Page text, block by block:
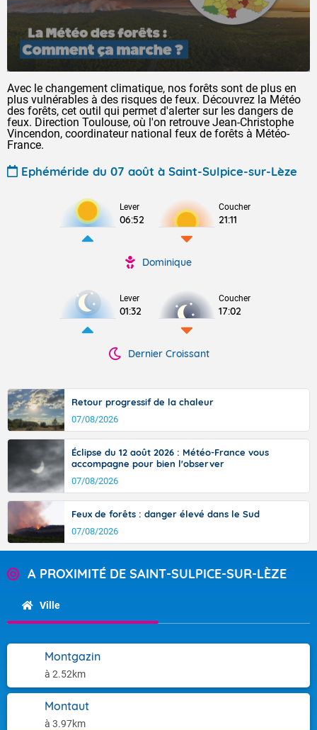
Avec le changement climatique, nos forêts sont de plus en
plus vulnérables à des risques de feux. Découvrez la Météo
des forêts, cet outil qui permet d'alerter sur les dangers de
feux. Direction Toulouse, où l'on retrouve Jean-Christophe
Vincendon, coordinateur national feux de forêts à Météo-
France.
Ephéméride du 07 août à Saint-Sulpice-sur-Lèze
Lever
06:52
Coucher
21:11
Dominique
Lever
01:32
Coucher
17:02
Dernier Croissant
Retour progressif de la chaleur
07/08/2026
Éclipse du 12 août 2026 : Météo-France vous
accompagne pour bien l'observer
07/08/2026
Feux de forêts : danger élevé dans le Sud
07/08/2026
A PROXIMITÉ DE SAINT-SULPICE-SUR-LÈZE
Ville
Montgazin
à 2.52km
Montaut
à 3.97km